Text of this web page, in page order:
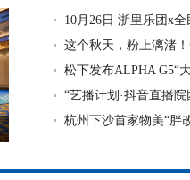
10月26日 浙里乐团x
空之城举行
这个秋天，粉上漓渚
与烟囱咖啡
松下发布ALPHA G5“
护一体机
“艺播计划·抖音直播
拓展线
杭州下沙首家物美“胖